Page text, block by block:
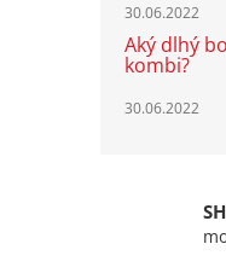
30.06.2022
Aký dlhý
kombi?
30.06.2022